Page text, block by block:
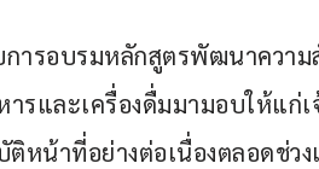
การอบรมหลักสูตรพัฒนาคว
ารและเครื่องดื่มมามอบให้แ
ติหน้าที่อย่างต่อเนื่องตลอดช่ว